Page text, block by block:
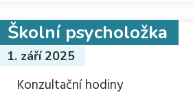
Školní psycholožka
1. září 2025
Konzultační hodiny